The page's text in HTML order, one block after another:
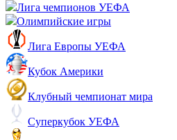
Лига чемпионов УЕФА
Олимпийские игры
Лига Европы УЕФА
Кубок Америки
Клубный чемпионат мира
Суперкубок УЕФА